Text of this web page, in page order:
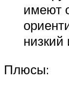
имеют
низкий
Плюсы: